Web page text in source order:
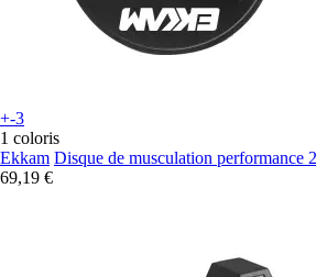
+-3
1 coloris
Ekkam Disque de musculation performance
69,19 €